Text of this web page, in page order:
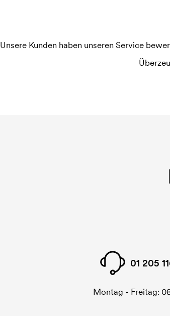
Unsere Kunden haben unseren Service
01 205
Montag - Freitag: